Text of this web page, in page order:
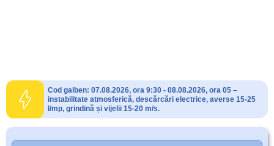
Cod galben: 07.08.2026, ora 9:30 - 08.08.2026, ora 05 –
instabilitate atmosferică, descărcări electrice, averse 15-25
l/mp, grindină și vijelii 15-20 m/s.